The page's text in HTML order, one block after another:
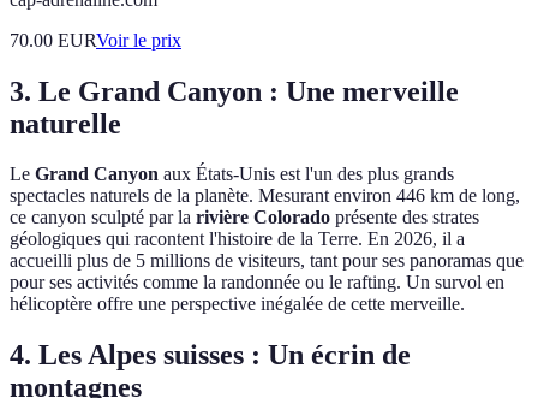
70.00 EURVoir le prix
3. Le Grand Canyon : Une merveille
naturelle
Le Grand Canyon aux États-Unis est l'un des plus grands
spectacles naturels de la planète. Mesurant environ 446 km de long,
ce canyon sculpté par la rivière Colorado présente des strates
géologiques qui racontent l'histoire de la Terre. En 2026, il a
accueilli plus de 5 millions de visiteurs, tant pour ses panoramas que
pour ses activités comme la randonnée ou le rafting. Un survol en
hélicoptère offre une perspective inégalée de cette merveille.
4. Les Alpes suisses : Un écrin de
montagnes